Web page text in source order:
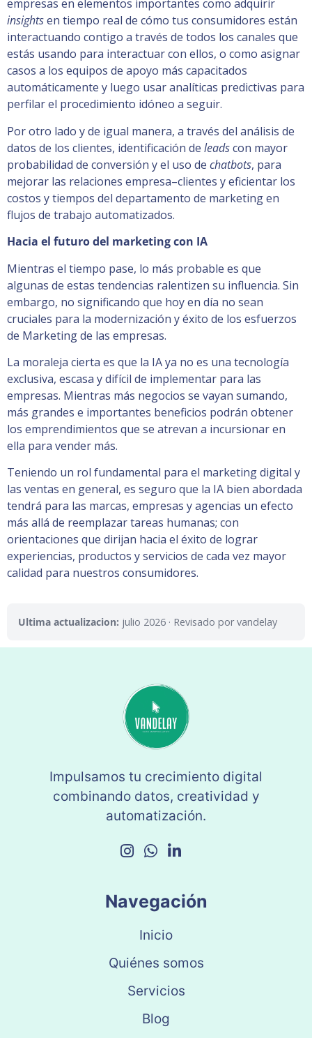
empresas en elementos importantes como adquirir
insightsen tiempo real de cómo tus consumidores están
interactuando contigo a través de todos los canales que
estás usando para interactuar con ellos, o como asignar
casos a los equipos de apoyo más capacitados
automáticamente y luego usar analíticas predictivas para
perfilar el procedimiento idóneo a seguir.
Por otro lado y de igual manera, a través del análisis de
datos de los clientes, identificación de leadscon mayor
probabilidad de conversión y el uso de chatbots, para
mejorar las relaciones empresa–clientes y eficientar los
costos y tiempos del departamento de marketing en
flujos de trabajo automatizados.
Hacia el futuro del marketing con IA
Mientras el tiempo pase, lo más probable es que
algunas de estas tendencias ralentizen su influencia. Sin
embargo, no significando que hoy en día no sean
cruciales para la modernización y éxito de los esfuerzos
de Marketing de las empresas.
La moraleja cierta es que la IA ya no es una tecnología
exclusiva, escasa y difícil de implementar para las
empresas. Mientras más negocios se vayan sumando,
más grandes e importantes beneficios podrán obtener
los emprendimientos que se atrevan a incursionar en
ella para vender más.
Teniendo un rol fundamental para el marketing digital y
las ventas en general, es seguro que la IA bien abordada
tendrá para las marcas, empresas y agencias un efecto
más allá de reemplazar tareas humanas; con
orientaciones que dirijan hacia el éxito de lograr
experiencias, productos y servicios de cada vez mayor
calidad para nuestros consumidores.
Ultima actualizacion: julio 2026 · Revisado por vandelay
Impulsamos tu crecimiento digital
combinando datos, creatividad y
automatización.
Navegación
Inicio
Quiénes somos
Servicios
Blog